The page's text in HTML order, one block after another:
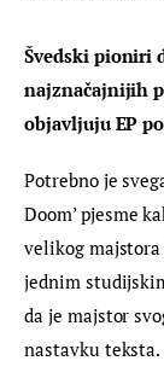
Švedski pioniri
najznačajnijih
objavljuju EP
Potrebno je
Doom’ pjesme
velikog
jednim
da je majstor
nastavku teksta.